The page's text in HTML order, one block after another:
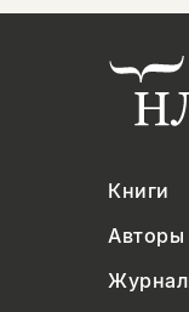
Книги
Авторы